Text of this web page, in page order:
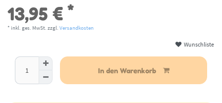
13,95 € *
* inkl. ges. MwSt. zzgl. Versandkosten
Wunschliste
In den Warenkorb